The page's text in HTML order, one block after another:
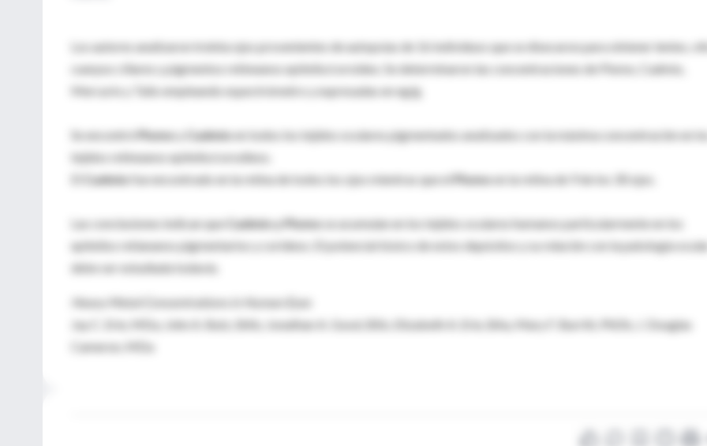
Los autores analizaron treinta ojos provenientes de autopsias de 16 individuos que se disecaron para obtener lentes,
cuerpos ciliares y pigmentos retineanos epitelio/coroideo. Se determinaron las concentraciones de Plomo, Cadmio,
Mercurio y Talio empleando espectrómetro y expresadas en ng/g.
Se encontró Plomoy Cadmioen todos los tejidos oculares pigmentados analizados con la máxima concentración en
tejidos retineanos epitelio/corodieos.
Cadmiofue encontrado en la retina de todos los ojos mientras que elPlomoen la retina de 9 de los 30 ojos.
Las conclusiones indican que Cadmio y Plomose acumulan en los tejidos oculares humanos particularmente en los
epitelios retiananos pigmentarios y corideos. El potencial tóxico de estos depósitos y su relación con la patología
debe ser estudiada todavía.
Heavy Metal Concentrations in Human Eyes
Jay C. Erie, MDa, John A. Butz, BAb, Jonathan A. Good, BSb, Elizabeth A. Erie, BAa, Mary F. Burritt, PhDb, J. Douglas
Cameron, MDa